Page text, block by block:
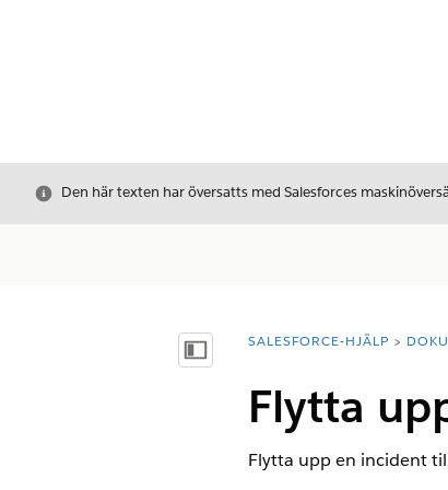
Stäng
Den här texten har översatts med Salesforces
Visa innehållsförteckning
Du är här:
SALESFORCE-HJÄLP
Flytta
Flytta upp en incident